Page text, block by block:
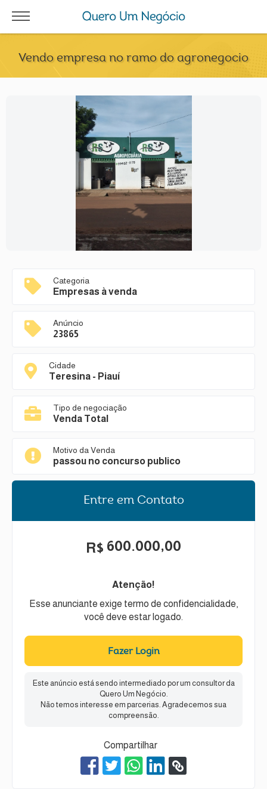
Vendo empresa no ramo do agronegocio
Categoria
Empresas à venda
Anúncio
23865
Cidade
Teresina - Piauí
Tipo de negociação
Venda Total
Motivo da Venda
passou no concurso publico
Entre em Contato
R$ 600.000,00
Atenção!
Esse anunciante exige termo de confidencialidade,
você deve estar logado.
Fazer Login
Este anúncio está sendo intermediado por um consultor da
Quero Um Negócio.
Não temos interesse em parcerias. Agradecemos sua
compreensão.
Compartilhar